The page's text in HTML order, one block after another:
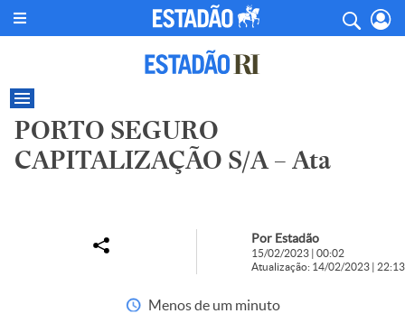
PORTO SEGURO
CAPITALIZAÇÃO S/A – Ata
Por Estadão
15/02/2023 | 00:02
Atualização: 14/02/2023 | 22:13
Menos de um minuto